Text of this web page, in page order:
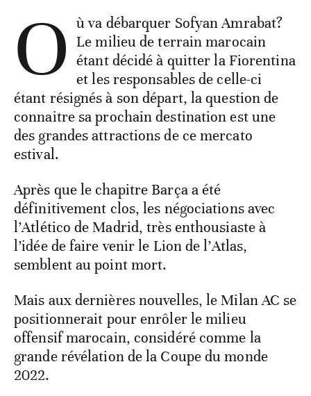
O ù va débarquer Sofyan Amrabat?
Le milieu de terrain marocain
étant décidé à quitter la Fiorentina
et les responsables de celle-ci
étant résignés à son départ, la question de
connaitre sa prochain destination est une
des grandes attractions de ce mercato
estival.
Après que le chapitre Barça a été
définitivement clos, les négociations avec
l’Atlético de Madrid, très enthousiaste à
l’idée de faire venir le Lion de l’Atlas,
semblent au point mort.
Mais aux dernières nouvelles, le Milan AC se
positionnerait pour enrôler le milieu
offensif marocain, considéré comme la
grande révélation de la Coupe du monde
2022.